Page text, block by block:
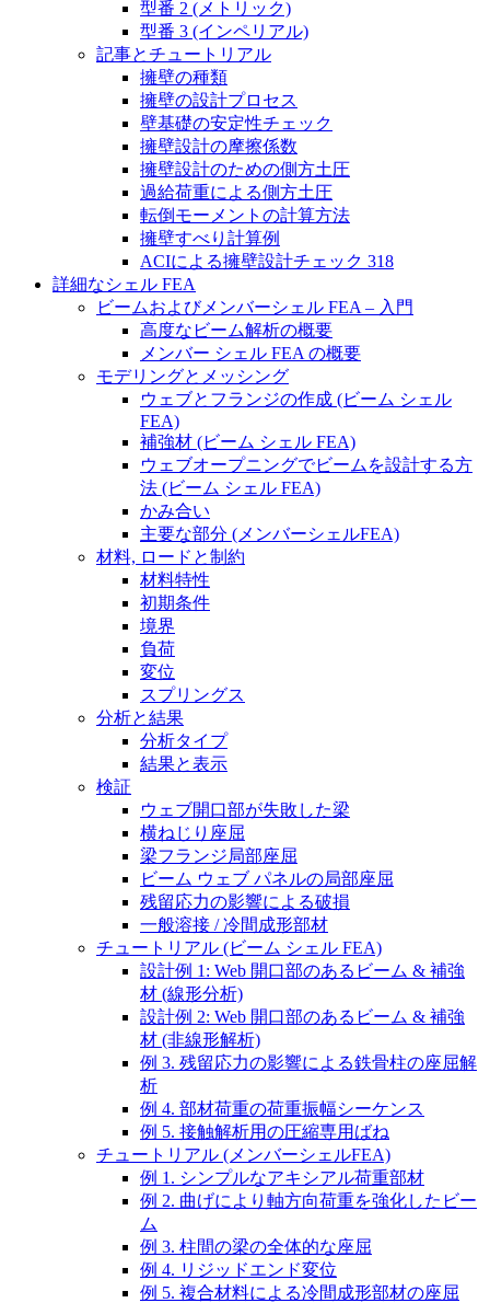
型番 2 (メトリック)
型番 3 (インペリアル)
記事とチュートリアル
擁壁の種類
擁壁の設計プロセス
壁基礎の安定性チェック
擁壁設計の摩擦係数
擁壁設計のための側方土圧
過給荷重による側方土圧
転倒モーメントの計算方法
擁壁すべり計算例
ACIによる擁壁設計チェック 318
詳細なシェル FEA
ビームおよびメンバーシェル FEA – 入門
高度なビーム解析の概要
メンバー シェル FEA の概要
モデリングとメッシング
ウェブとフランジの作成 (ビーム シェル
FEA)
補強材 (ビーム シェル FEA)
ウェブオープニングでビームを設計する方
法 (ビーム シェル FEA)
かみ合い
主要な部分 (メンバーシェルFEA)
材料, ロードと制約
材料特性
初期条件
境界
負荷
変位
スプリングス
分析と結果
分析タイプ
結果と表示
検証
ウェブ開口部が失敗した梁
横ねじり座屈
梁フランジ局部座屈
ビーム ウェブ パネルの局部座屈
残留応力の影響による破損
一般溶接 / 冷間成形部材
チュートリアル (ビーム シェル FEA)
設計例 1: Web 開口部のあるビーム & 補強
材 (線形分析)
設計例 2: Web 開口部のあるビーム & 補強
材 (非線形解析)
例 3. 残留応力の影響による鉄骨柱の座屈解
析
例 4. 部材荷重の荷重振幅シーケンス
例 5. 接触解析用の圧縮専用ばね
チュートリアル (メンバーシェルFEA)
例 1. シンプルなアキシアル荷重部材
例 2. 曲げにより軸方向荷重を強化したビー
ム
例 3. 柱間の梁の全体的な座屈
例 4. リジッドエンド変位
例 5. 複合材料による冷間成形部材の座屈